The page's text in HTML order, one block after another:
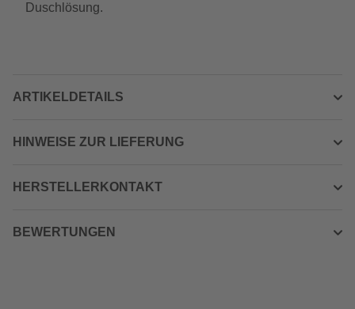
Duschlösung.
ARTIKELDETAILS
HINWEISE ZUR LIEFERUNG
HERSTELLERKONTAKT
BEWERTUNGEN